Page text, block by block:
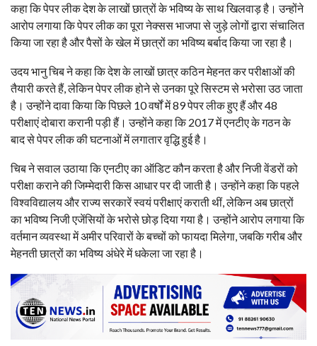
कहा कि पेपर लीक देश के लाखों छात्रों के भविष्य के साथ खिलवाड़ है। उन्होंने
आरोप लगाया कि पेपर लीक का पूरा नेक्सस भाजपा से जुड़े लोगों द्वारा संचालित
किया जा रहा है और पैसों के खेल में छात्रों का भविष्य बर्बाद किया जा रहा है।
उदय भानु चिब ने कहा कि देश के लाखों छात्र कठिन मेहनत कर परीक्षाओं की
तैयारी करते हैं, लेकिन पेपर लीक होने से उनका पूरे सिस्टम से भरोसा उठ जाता
है। उन्होंने दावा किया कि पिछले 10 वर्षों में 89 पेपर लीक हुए हैं और 48
परीक्षाएं दोबारा करानी पड़ी हैं। उन्होंने कहा कि 2017 में एनटीए के गठन के
बाद से पेपर लीक की घटनाओं में लगातार वृद्धि हुई है।
चिब ने सवाल उठाया कि एनटीए का ऑडिट कौन करता है और निजी वेंडरों को
परीक्षा कराने की जिम्मेदारी किस आधार पर दी जाती है। उन्होंने कहा कि पहले
विश्वविद्यालय और राज्य सरकारें स्वयं परीक्षाएं कराती थीं, लेकिन अब छात्रों
का भविष्य निजी एजेंसियों के भरोसे छोड़ दिया गया है। उन्होंने आरोप लगाया कि
वर्तमान व्यवस्था में अमीर परिवारों के बच्चों को फायदा मिलेगा, जबकि गरीब और
मेहनती छात्रों का भविष्य अंधेरे में धकेला जा रहा है।